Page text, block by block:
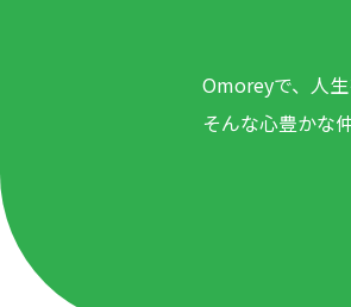
Omoreyで、人
そんな心豊かな